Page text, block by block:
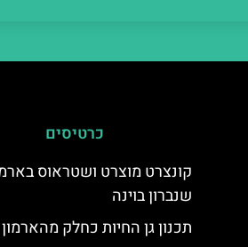
כרטיסים
קונצרט מוצרט ושטראוס
שנברון בוינה
תכנון גן החיות כחלק מהארמון